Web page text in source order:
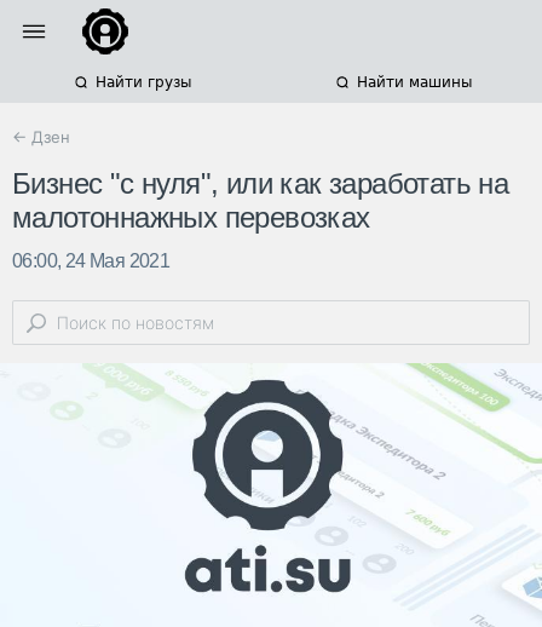
Найти грузы Найти машины
← Дзен
Бизнес "с нуля", или как заработать на
малотоннажных перевозках
06:00, 24 Мая 2021